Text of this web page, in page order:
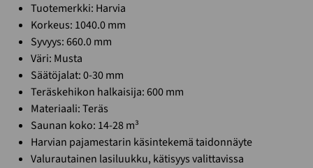
Tuotemerkki: Harvia
Korkeus: 1040.0 mm
Syvyys: 660.0 mm
Väri: Musta
Säätöjalat: 0-30 mm
Teräskehikon halkaisija: 600 mm
Materiaali: Teräs
Saunan koko: 14-28 m³
Harvian pajamestarin käsintekemä taidonnäyte
Valurautainen lasiluukku, kätisyys valittavissa